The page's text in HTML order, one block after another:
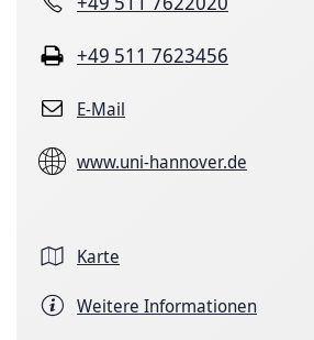
+49 511 7623456
E-Mail
www.uni-hannover.de
Karte
Weitere Informationen